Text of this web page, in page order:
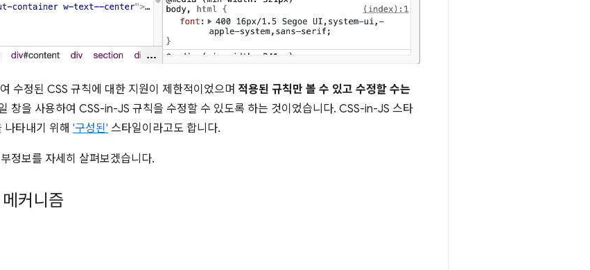
수정된 CSS 규칙에 대한 지원이 제한적이었으며 적용된 규칙만 볼 수 있고 수정할 수는
창을 사용하여 CSS-in-JS 규칙을 수정할 수 있도록 하는 것이었습니다. CSS-in-JS 스타
타내기 위해 '구성된' 스타일이라고도 합니다.
정보를 자세히 살펴보겠습니다.
커니즘